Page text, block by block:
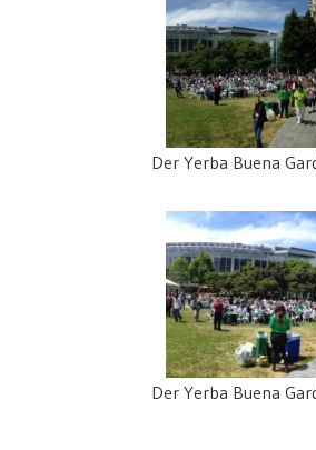
Der Yerba Buena
Der Yerba Buena